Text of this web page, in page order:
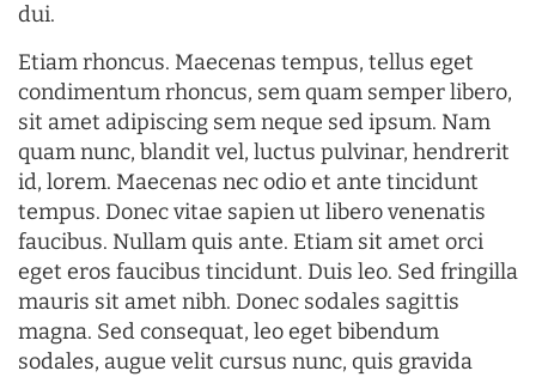
dui.
Etiam rhoncus. Maecenas tempus, tellus eget
condimentum rhoncus, sem quam semper libero,
sit amet adipiscing sem neque sed ipsum. Nam
quam nunc, blandit vel, luctus pulvinar, hendrerit
id, lorem. Maecenas nec odio et ante tincidunt
tempus. Donec vitae sapien ut libero venenatis
faucibus. Nullam quis ante. Etiam sit amet orci
eget eros faucibus tincidunt. Duis leo. Sed fringilla
mauris sit amet nibh. Donec sodales sagittis
magna. Sed consequat, leo eget bibendum
sodales, augue velit cursus nunc, quis gravida